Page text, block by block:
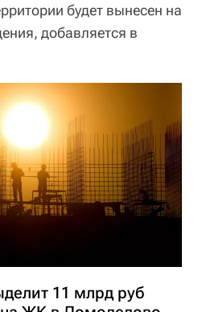
будет вынесен на
добавляется в
11 млрд руб